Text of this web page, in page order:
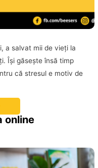
a salvat mii de vieţi la
Îşi găseşte însă timp
că stresul e motiv de
online